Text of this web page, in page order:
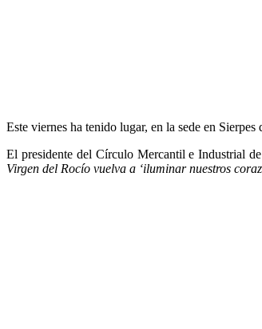
Este viernes ha tenido lugar, en la sede en
El presidente del Círculo Mercantil e Industrial
Virgen del Rocío vuelva a ‘iluminar nuestros